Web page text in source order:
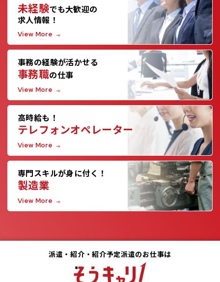
未経験でも大歓迎の
求人情報！
View More
事務の経験が活かせる
事務職の仕事
View More
高時給も！
テレフォンオペレーター
View More
専門スキルが身に付く！
製造業
View More
派遣・紹介・紹介予定派遣のお仕事は